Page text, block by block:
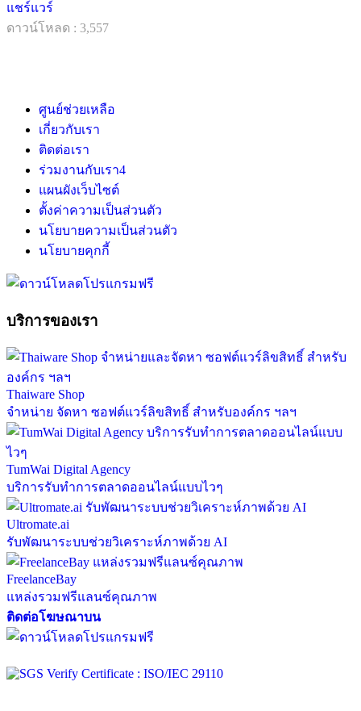
แชร์แวร์
ดาวน์โหลด : 3,557
ศูนย์ช่วยเหลือ
เกี่ยวกับเรา
ติดต่อเรา
ร่วมงานกับเรา4
แผนผังเว็บไซต์
ตั้งค่าความเป็นส่วนตัว
นโยบายความเป็นส่วนตัว
นโยบายคุกกี้
บริการของเรา
Thaiware Shop
จำหน่าย จัดหา ซอฟต์แวร์ลิขสิทธิ์ สำหรับองค์กร ฯลฯ
TumWai Digital Agency
บริการรับทำการตลาดออนไลน์แบบไวๆ
Ultromate.ai
รับพัฒนาระบบช่วยวิเคราะห์ภาพด้วย AI
FreelanceBay
แหล่งรวมฟรีแลนซ์คุณภาพ
ติดต่อโฆษณาบน